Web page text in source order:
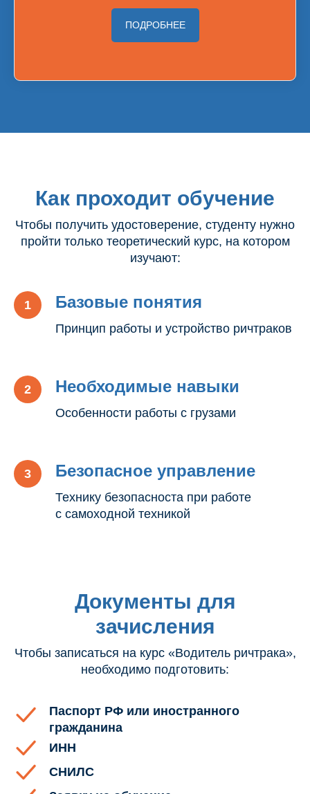
ПОДРОБНЕЕ
Как проходит обучение
Чтобы получить удостоверение, студенту нужно
пройти только теоретический курс, на котором
изучают:
Базовые понятия
Принцип работы и устройство ричтраков
Необходимые навыки
Особенности работы с грузами
Безопасное управление
Технику безопасноста при работе
с самоходной техникой
Документы для
зачисления
Чтобы записаться на курс «Водитель ричтрака»,
необходимо подготовить:
Паспорт РФ или иностранного
гражданина
ИНН
СНИЛС